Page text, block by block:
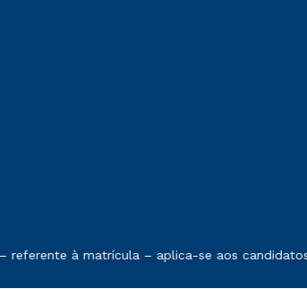
no contrato de prestação de serviços
à matrícula – aplica-se aos